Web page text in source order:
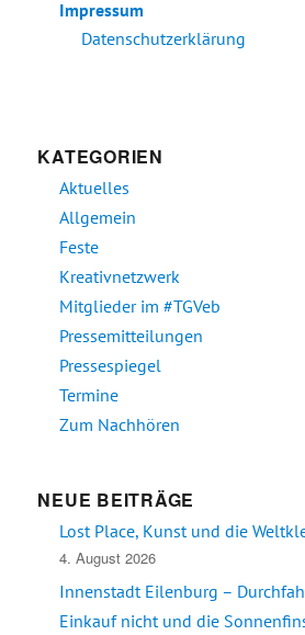
Impressum
Datenschutzerklärung
KATEGORIEN
Aktuelles
Allgemein
Feste
Kreativnetzwerk
Mitglieder im #TGVeb
Pressemitteilungen
Pressespiegel
Termine
Zum Nachhören
NEUE BEITRÄGE
Lost Place, Kunst und die
4. August 2026
Innenstadt Eilenburg –
Einkauf nicht und die